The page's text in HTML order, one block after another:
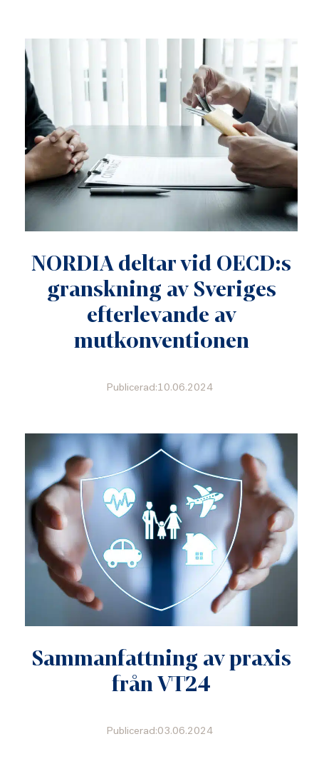
NORDIA deltar vid OECD:s
granskning av Sveriges
efterlevande av
mutkonventionen
Publicerad:10.06.2024
Sammanfattning av praxis
från VT24
Publicerad:03.06.2024